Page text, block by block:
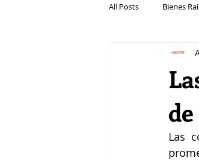
All Posts Bienes
Las